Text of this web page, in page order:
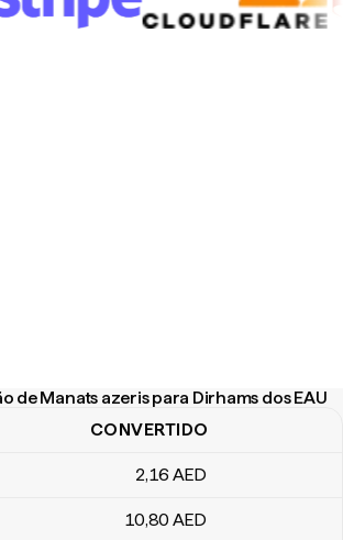
de Manats azeris para Dirhams dos EAU
de Manats azeris para Dirhams dos EAU
CONVERTIDO
2,16 AED
10,80 AED